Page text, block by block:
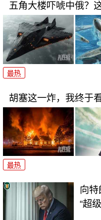
五角大楼吓唬中俄？
最热
胡塞这一炸，我终于
最热
向
“超